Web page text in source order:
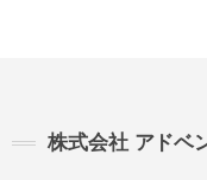
株式会社 アドベ